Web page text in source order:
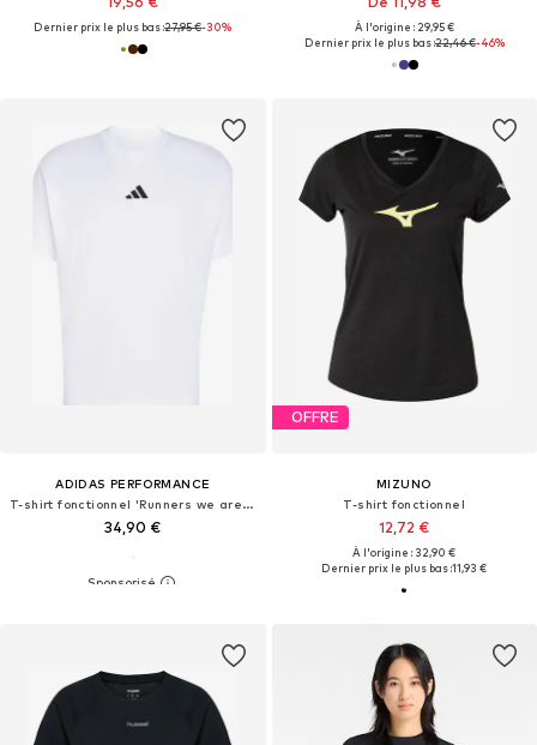
Dernier prix le plus bas :27,95 €-30%
À l'origine : 29,95 €
Dernier prix le plus bas :22,46 €-46%
ADIDAS PERFORMANCE
T-shirt fonctionnel 'Runners we are different'
34,90 €
OFFRE
MIZUNO
T-shirt fonctionnel
12,72 €
À l'origine : 32,90 €
Dernier prix le plus bas :11,93 €